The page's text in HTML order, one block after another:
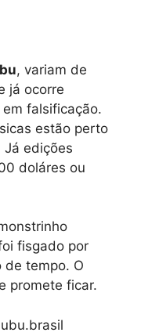
, variam de
já ocorre
falsificação.
estão perto
edições
doláres ou
fisgado por
de tempo. O
promete ficar.